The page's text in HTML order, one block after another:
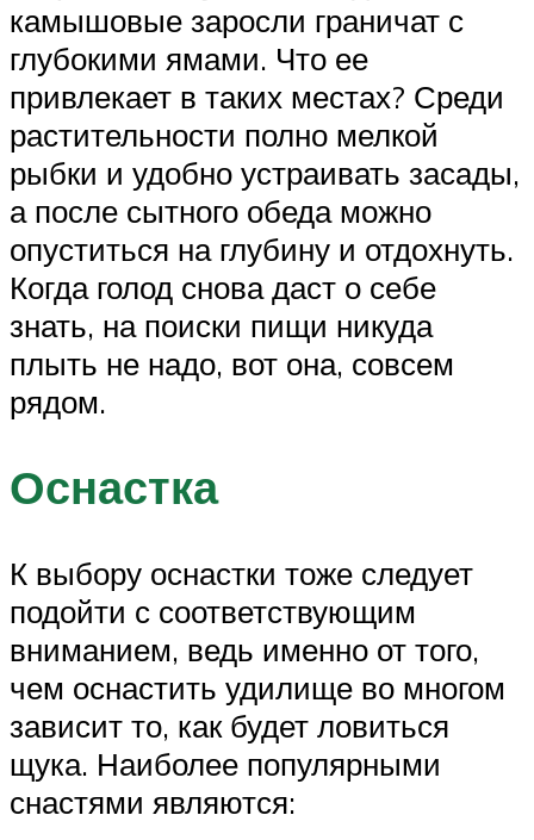
камышовые заросли граничат с
глубокими ямами. Что ее
привлекает в таких местах? Среди
растительности полно мелкой
рыбки и удобно устраивать засады,
а после сытного обеда можно
опуститься на глубину и отдохнуть.
Когда голод снова даст о себе
знать, на поиски пищи никуда
плыть не надо, вот она, совсем
рядом.
Оснастка
К выбору оснастки тоже следует
подойти с соответствующим
вниманием, ведь именно от того,
чем оснастить удилище во многом
зависит то, как будет ловиться
щука. Наиболее популярными
снастями являются: